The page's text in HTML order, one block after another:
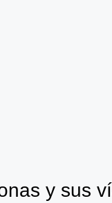
y sus